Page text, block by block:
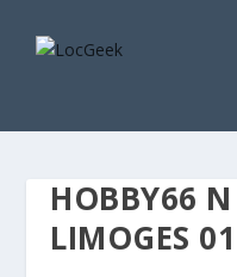
HOBBY66
LIMOGES 01